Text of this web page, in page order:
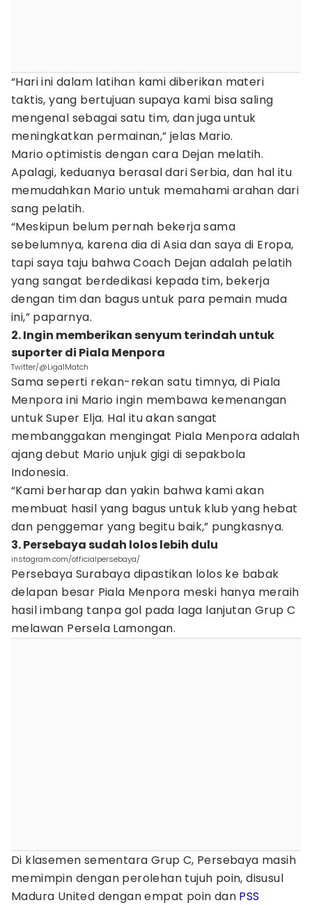
“Hari ini dalam latihan kami diberikan materi
taktis, yang bertujuan supaya kami bisa saling
mengenal sebagai satu tim, dan juga untuk
meningkatkan permainan,” jelas Mario.
Mario optimistis dengan cara Dejan melatih.
Apalagi, keduanya berasal dari Serbia, dan hal itu
memudahkan Mario untuk memahami arahan dari
sang pelatih.
“Meskipun belum pernah bekerja sama
sebelumnya, karena dia di Asia dan saya di Eropa,
tapi saya taju bahwa Coach Dejan adalah pelatih
yang sangat berdedikasi kepada tim, bekerja
dengan tim dan bagus untuk para pemain muda
ini,” paparnya.
2. Ingin memberikan senyum terindah untuk
suporter di Piala Menpora
Twitter/@Liga1Match
Sama seperti rekan-rekan satu timnya, di Piala
Menpora ini Mario ingin membawa kemenangan
untuk Super Elja. Hal itu akan sangat
membanggakan mengingat Piala Menpora adalah
ajang debut Mario unjuk gigi di sepakbola
Indonesia.
“Kami berharap dan yakin bahwa kami akan
membuat hasil yang bagus untuk klub yang hebat
dan penggemar yang begitu baik,” pungkasnya.
3. Persebaya sudah lolos lebih dulu
instagram.com/officialpersebaya/
Persebaya Surabaya dipastikan lolos ke babak
delapan besar Piala Menpora meski hanya meraih
hasil imbang tanpa gol pada laga lanjutan Grup C
melawan Persela Lamongan.
Di klasemen sementara Grup C, Persebaya masih
memimpin dengan perolehan tujuh poin, disusul
Madura United dengan empat poin dan PSS